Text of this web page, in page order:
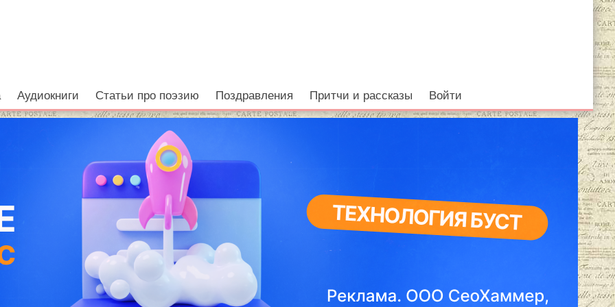
Аудиокниги Статьи про поэзию Поздравления Притчи и рассказы Войти